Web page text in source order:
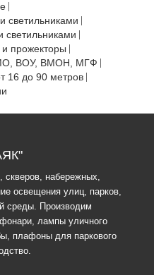
светильниками
прожекторы
ВОУ, ВМОН, МГФ
16 до 90 метров
набережных,
освещения улиц, парков,
среды. Производим
лампы уличного
плафоны для паркового